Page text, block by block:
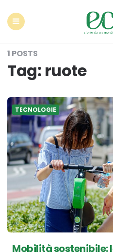
1 POSTS
Tag: ruote
TECNOLOGIE
Mobilità sostenibile: